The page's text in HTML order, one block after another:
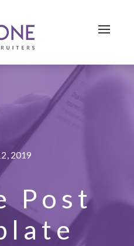
Toggle
2019
Post